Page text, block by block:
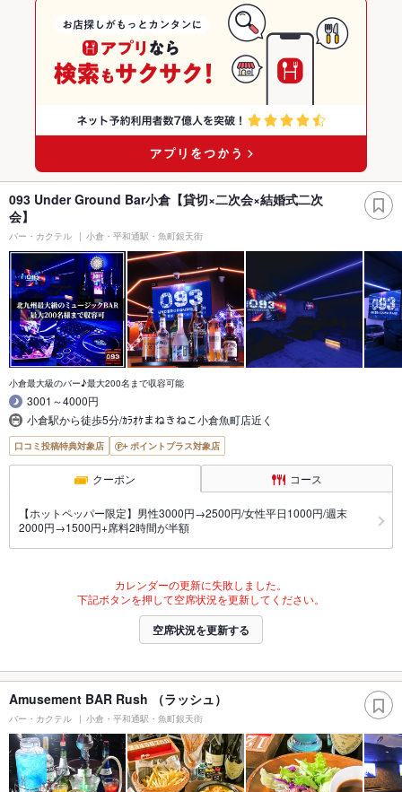
093 Under Ground Bar小倉【貸切×二次会×結婚式二次
会】
バー・カクテル 小倉・平和通駅・魚町銀天街
小倉最大級のバー♪最大200名まで収容可能
3001～4000円
小倉駅から徒歩5分/ｶﾗｵｹまねきねこ小倉魚町店近く
口コミ投稿特典対象店 ポイントプラス対象店
クーポン コース
【ホットペッパー限定】男性3000円→2500円/女性平日1000円/週末
2000円→1500円+席料2時間が半額
カレンダーの更新に失敗しました。
下記ボタンを押して空席状況を更新してください。
空席状況を更新する
Amusement BAR Rush （ラッシュ）
バー・カクテル 小倉・平和通駅・魚町銀天街